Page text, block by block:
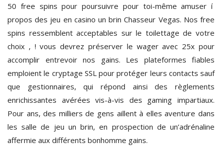
50 free spins pour poursuivre pour toi-même amuser í
propos des jeu en casino un brin Chasseur Vegas. Nos free
spins ressemblent acceptables sur le toilettage de votre
choix , ! vous devrez préserver le wager avec 25x pour
accomplir entrevoir nos gains. Les plateformes fiables
emploient le cryptage SSL pour protéger leurs contacts sauf
que gestionnaires, qui répond ainsi des règlements
enrichissantes avérées vis-à-vis des gaming impartiaux.
Pour ans, des milliers de gens aillent à elles aventure dans
les salle de jeu un brin, en prospection de un’adrénaline
affermie aux différents bonhomme gains.